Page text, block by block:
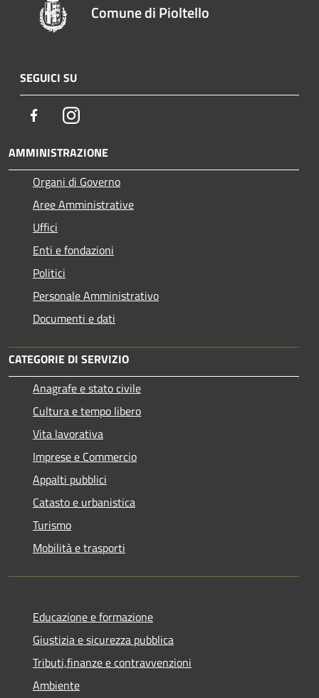
Comune di Pioltello
SEGUICI SU
FacebookInstagram
AMMINISTRAZIONE
Organi di Governo
Aree Amministrative
Uffici
Enti e fondazioni
Politici
Personale Amministrativo
Documenti e dati
CATEGORIE DI SERVIZIO
Anagrafe e stato civile
Cultura e tempo libero
Vita lavorativa
Imprese e Commercio
Appalti pubblici
Catasto e urbanistica
Turismo
Mobilità e trasporti
Educazione e formazione
Giustizia e sicurezza pubblica
Tributi,finanze e contravvenzioni
Ambiente